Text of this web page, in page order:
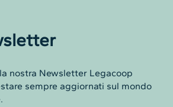
nostra Newsletter Legacoop
sempre aggiornati sul mondo